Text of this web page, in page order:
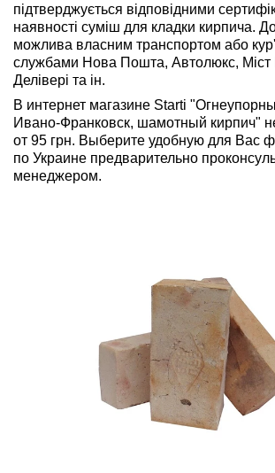
підтверджується відповідними
наявності суміш для кладки кирпича.
можлива власним транспортом або
службами Нова Пошта, Автолюкс, Міст
Делівері та ін.
В интернет магазине Starti
Ивано-Франковск, шамотный кирпич"
от 95 грн. Выберите удобную для Вас
по Украине предварительно
менеджером.